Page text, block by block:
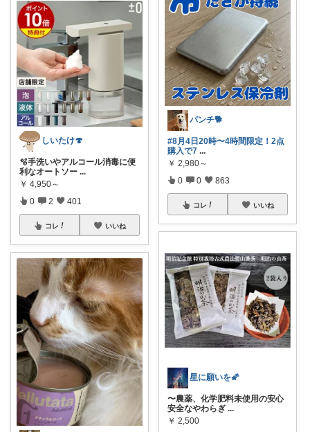
しいたけ🍄
🫧手洗いやアルコール消毒に便
利なオートソー ...
￥ 4,950～
0 2 401
コレ いいね
パンチ🐕
#8月4日20時〜4時間限定！2点
購入で7 ...
￥ 2,980～
0 0 863
コレ いいね
星に願いを🌠
〜農薬、化学肥料未使用の安心
安全なやわらぎ ...
￥ 2,500